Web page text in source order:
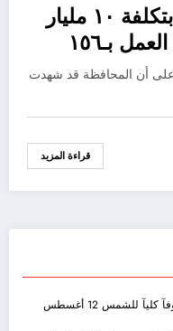
الإنتهاء من ٢٨٥ مشروع بتكلفة ١٠ مليار
و٧٠٠ مليون جنية وجاري العمل بـ١٥٦
مشروع آخر بتكلفة ٣٦٥ مليون
على أن المحافظة قد شهدت
قراءة المزيد
المعهد القومى للبحوث الفلكية» يعلن كسوفآ كليآ للشمس 12 أغسطس